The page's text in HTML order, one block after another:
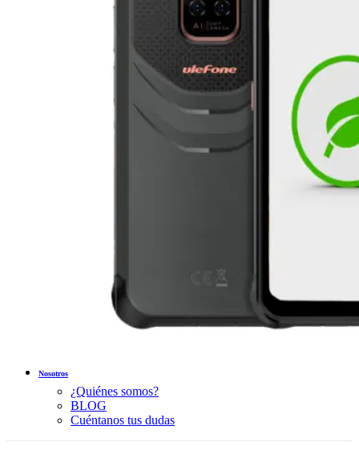
Nosotros
¿Quiénes somos?
BLOG
Cuéntanos tus dudas